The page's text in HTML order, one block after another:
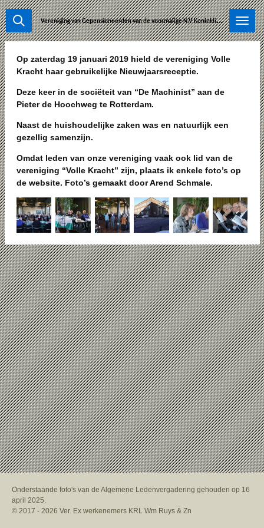
Ga
direct
naar
hoofdinhoud
V
ereniging van Gepensioneerden van de voormalige N.V.Koninklijke Rotterdamsche Lloyd-Wm Ruys & Zonen.
Op zaterdag 19 januari 2019 hield de vereniging Volle
Kracht haar gebruikelijke Nieuwjaarsreceptie.
Deze keer in de sociëteit van “De Machinist” aan de
Pieter de Hoochweg te Rotterdam.
Naast de huishoudelijke zaken was en natuurlijk een
gezellig samenzijn.
Omdat leden van onze vereniging vaak ook lid van de
vereniging “Volle Kracht” zijn, plaats ik enkele foto’s op
de website. Foto’s gemaakt door Arend Schmale.
Onderstaande foto's van de Algemene Ledenvergadering gehouden op 16
april 2025.
© 2017 - 2026 Ver. Ex werkenemers KRL Wm Ruys & Zn